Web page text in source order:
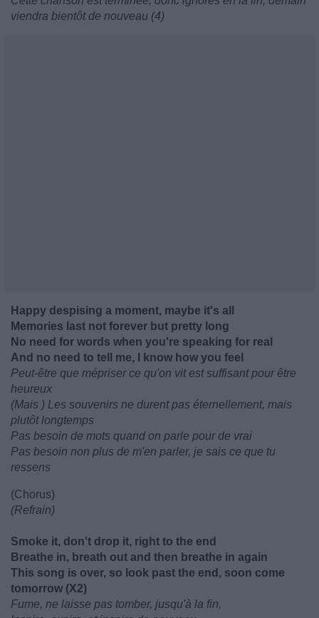
viendra bientôt de nouveau (4)
Happy despising a moment, maybe it's all
Memories last not forever but pretty long
No need for words when you're speaking for real
And no need to tell me, I know how you feel
Peut-être que mépriser ce qu'on vit est suffisant pour être
heureux
(Mais ) Les souvenirs ne durent pas éternellement, mais
plutôt longtemps
Pas besoin de mots quand on parle pour de vrai
Pas besoin non plus de m'en parler, je sais ce que tu
ressens
(Chorus)
(Refrain)
Smoke it, don't drop it, right to the end
Breathe in, breath out and then breathe in again
This song is over, so look past the end, soon come
tomorrow (X2)
Fume, ne laisse pas tomber, jusqu'à la fin,